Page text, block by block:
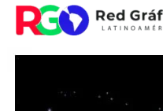
contenido